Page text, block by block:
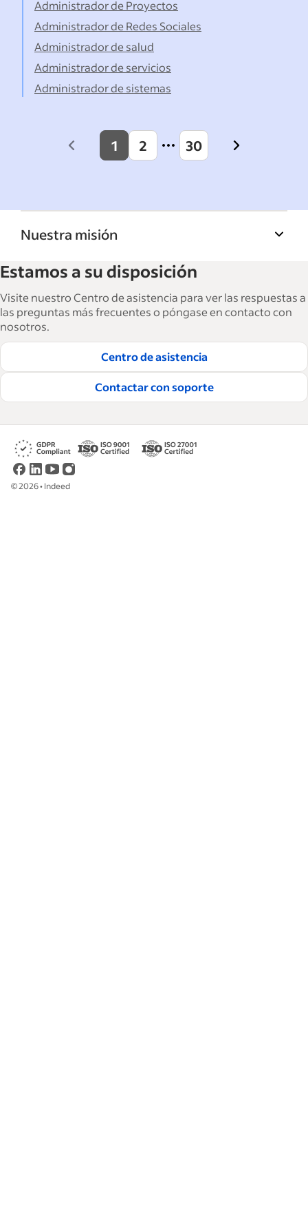
Administrador de Proyectos
Administrador de Redes Sociales
Administrador de salud
Administrador de servicios
Administrador de sistemas
Previous
1 2 30
Next
Nuestra misión
Indeed ayuda a las empresas a hacer crecer y
gestionar su fuerza laboral. Con más de
15,000 artículos en 6 idiomas, ofrecemos
consejos tácticos, procedimientos y mejores
prácticas para ayudar a las empresas a
contratar y retener a los mejores empleados.
Lea nuestras guías editoriales
Estamos a su disposición
Visite nuestro Centro de asistencia para ver las respuestas a
las preguntas más frecuentes o póngase en contacto con
nosotros.
Centro de asistencia
Contactar con soporte
©2026• Indeed